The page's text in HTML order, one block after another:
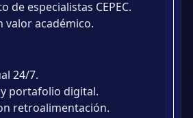
de especialistas CEPEC.
valor académico.
24/7.
portafolio digital.
retroalimentación.